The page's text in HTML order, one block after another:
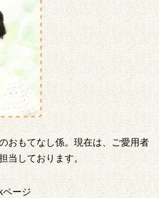
おもてなし係。現在は、ご愛用者
当しております。
ページ